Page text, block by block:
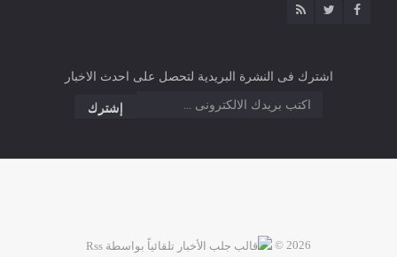
اشترك فى النشرة البريدية لتحصل على احدث الاخبار
2026 ©